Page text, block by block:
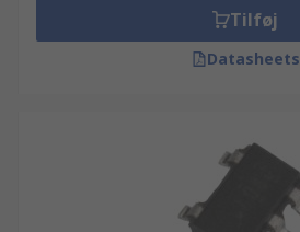
Tilføj
Datasheets